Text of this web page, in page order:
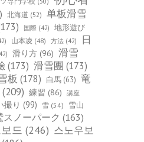
北海道 (52) 单板滑雪
国際 (42)
地形遊び
山本凌 (48) 方法 (42)
日
滑り方 (96) 滑雪
(173) 滑雪團 (173)
板 (178) 白馬 (63) 竜
(209) 練習 (86)
講座
撮り (99) 雪 (54)
雪山
スノーパーク (163)
드 (246) 스노우보